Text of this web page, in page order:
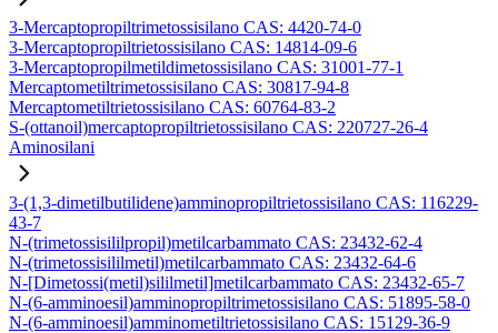
3-Mercaptopropiltrimetossisilano CAS: 4420-74-0
3-Mercaptopropiltrietossisilano CAS: 14814-09-6
3-Mercaptopropilmetildimetossisilano CAS: 31001-77-1
Mercaptometiltrimetossisilano CAS: 30817-94-8
Mercaptometiltrietossisilano CAS: 60764-83-2
S-(ottanoil)mercaptopropiltrietossisilano CAS: 220727-26-4
Aminosilani
3-(1,3-dimetilbutilidene)amminopropiltrietossisilano CAS: 116229-
43-7
N-(trimetossisililpropil)metilcarbammato CAS: 23432-62-4
N-(trimetossisililmetil)metilcarbammato CAS: 23432-64-6
N-[Dimetossi(metil)sililmetil]metilcarbammato CAS: 23432-65-7
N-(6-amminoesil)amminopropiltrimetossisilano CAS: 51895-58-0
N-(6-amminoesil)amminometiltrietossisilano CAS: 15129-36-9